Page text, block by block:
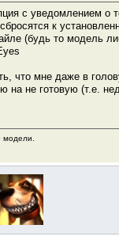
с уведомлением о
к
(будь то модель
что мне даже в
на не готовую (т.е.
модели.